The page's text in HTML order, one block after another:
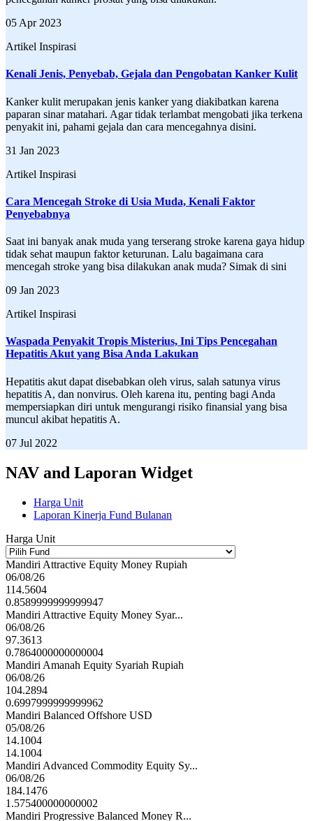
05 Apr 2023
Artikel Inspirasi
Kenali Jenis, Penyebab, Gejala dan Pengobatan Kanker Kulit
Kanker kulit merupakan jenis kanker yang diakibatkan karena
paparan sinar matahari. Agar tidak terlambat mengobati jika terkena
penyakit ini, pahami gejala dan cara mencegahnya disini.
31 Jan 2023
Artikel Inspirasi
Cara Mencegah Stroke di Usia Muda, Kenali Faktor
Penyebabnya
Saat ini banyak anak muda yang terserang stroke karena gaya hidup
tidak sehat maupun faktor keturunan. Lalu bagaimana cara
mencegah stroke yang bisa dilakukan anak muda? Simak di sini
09 Jan 2023
Artikel Inspirasi
Waspada Penyakit Tropis Misterius, Ini Tips Pencegahan
Hepatitis Akut yang Bisa Anda Lakukan
Hepatitis akut dapat disebabkan oleh virus, salah satunya virus
hepatitis A, dan nonvirus. Oleh karena itu, penting bagi Anda
mempersiapkan diri untuk mengurangi risiko finansial yang bisa
muncul akibat hepatitis A.
07 Jul 2022
NAV and Laporan Widget
Harga Unit
Laporan Kinerja Fund Bulanan
Harga Unit
Mandiri Attractive Equity Money Rupiah
06/08/26
114.5604
0.8589999999999947
Mandiri Attractive Equity Money Syar...
06/08/26
97.3613
0.7864000000000004
Mandiri Amanah Equity Syariah Rupiah
06/08/26
104.2894
0.6997999999999962
Mandiri Balanced Offshore USD
05/08/26
14.1004
14.1004
Mandiri Advanced Commodity Equity Sy...
06/08/26
184.1476
1.575400000000002
Mandiri Progressive Balanced Money R...